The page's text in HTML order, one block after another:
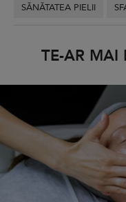
SĂNĂTATEA PIELII
TE-AR MAI